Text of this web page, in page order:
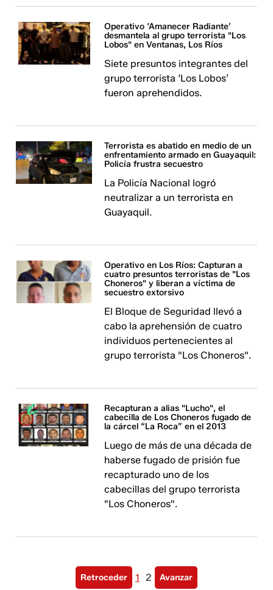
Operativo ‘Amanecer Radiante’
desmantela al grupo terrorista "Los
Lobos" en Ventanas, Los Ríos
Siete presuntos integrantes del
grupo terrorista ‘Los Lobos’
fueron aprehendidos.
Terrorista es abatido en medio de un
enfrentamiento armado en Guayaquil:
Policía frustra secuestro
La Policía Nacional logró
neutralizar a un terrorista en
Guayaquil.
Operativo en Los Ríos: Capturan a
cuatro presuntos terroristas de "Los
Choneros" y liberan a víctima de
secuestro extorsivo
El Bloque de Seguridad llevó a
cabo la aprehensión de cuatro
individuos pertenecientes al
grupo terrorista "Los Choneros".
Recapturan a alias "Lucho", el
cabecilla de Los Choneros fugado de
la cárcel “La Roca” en el 2013
Luego de más de una década de
haberse fugado de prisión fue
recapturado uno de los
cabecillas del grupo terrorista
"Los Choneros".
Retroceder 1 2 Avanzar